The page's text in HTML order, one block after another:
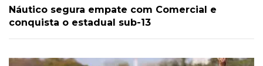
Náutico segura empate com Comercial e
conquista o estadual sub-13